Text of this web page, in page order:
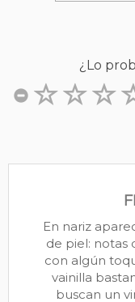
¿Lo
En nariz
de piel: notas
con algún
vainilla
buscan un